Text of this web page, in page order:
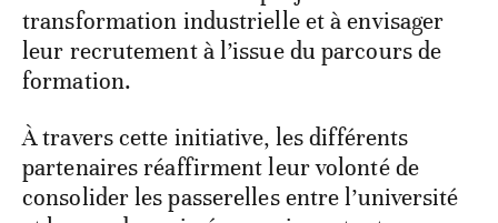
transformation industrielle et à envisager
leur recrutement à l’issue du parcours de
formation.
À travers cette initiative, les différents
partenaires réaffirment leur volonté de
consolider les passerelles entre l’université